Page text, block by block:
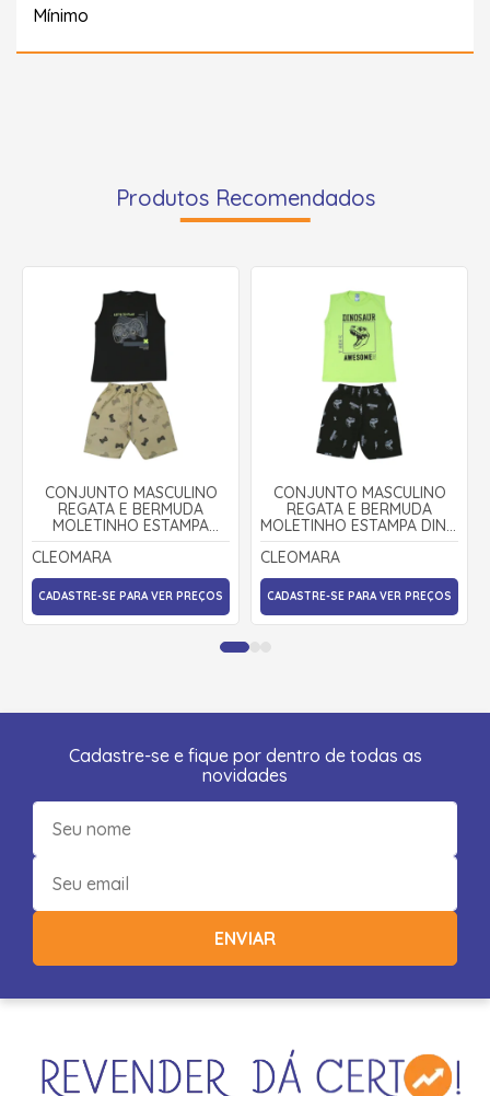
Mínimo
Produtos Recomendados
CONJUNTO MASCULINO
REGATA E BERMUDA
MOLETINHO ESTAMPA
CONTROLE 3098 -
CLEOMARA
CLEOMARA
CADASTRE-SE PARA VER PREÇOS
CONJUNTO MASCULINO
REGATA E BERMUDA
MOLETINHO ESTAMPA DINO
3098 - CLEOMARA
CLEOMARA
CADASTRE-SE PARA VER PREÇOS
Cadastre-se e fique por dentro de todas as
novidades
ENVIAR